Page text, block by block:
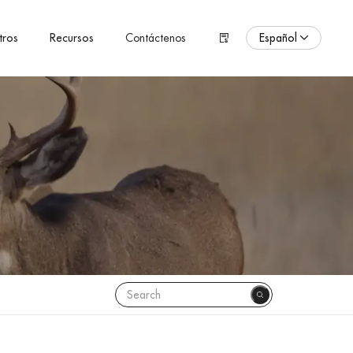
Recursos Contáctenos Español
ENGLISH
日本語
한국어